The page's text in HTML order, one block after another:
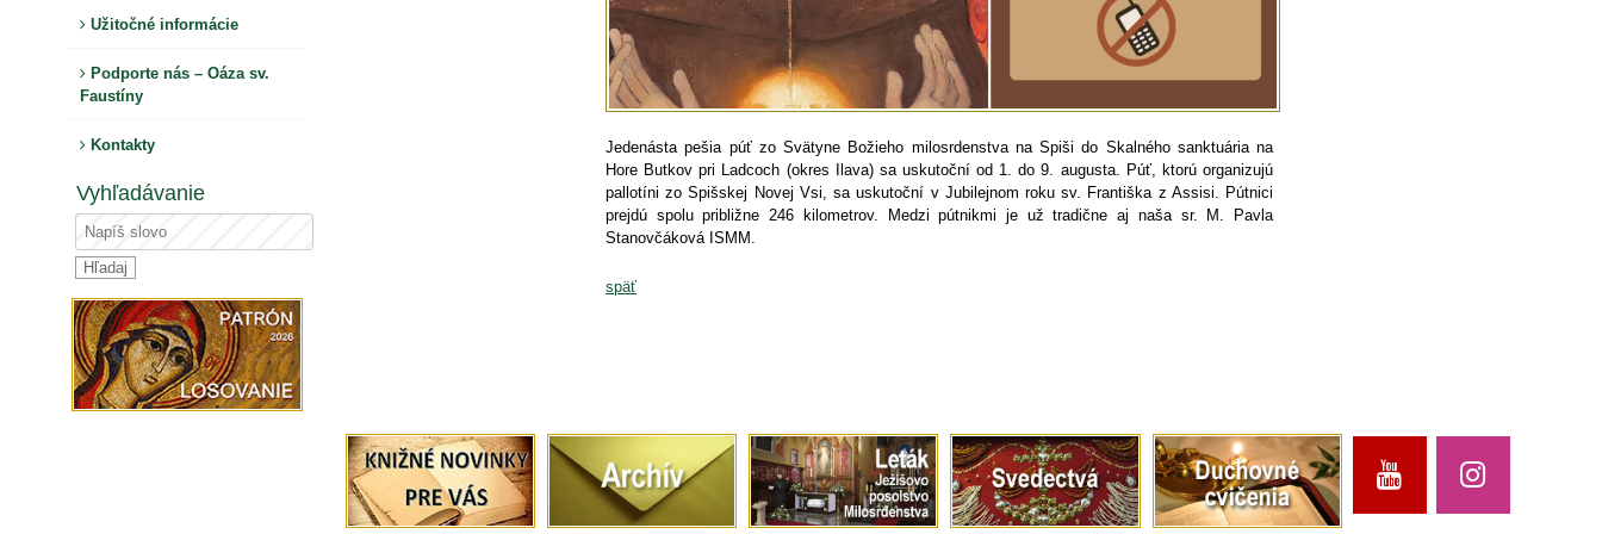
Užitočné informácie
Podporte nás – Oáza sv.
Faustíny
Kontakty
Vyhľadávanie
Jedenásta pešia púť zo Svätyne Božieho milosrdenstva na Spiši do Skalného sanktuária na
Hore Butkov pri Ladcoch (okres Ilava) sa uskutoční od 1. do 9. augusta. Púť, ktorú organizujú
pallotíni zo Spišskej Novej Vsi, sa uskutoční v Jubilejnom roku sv. Františka z Assisi. Pútnici
prejdú spolu približne 246 kilometrov. Medzi pútnikmi je už tradične aj naša sr. M. Pavla
Stanovčáková ISMM.
späť